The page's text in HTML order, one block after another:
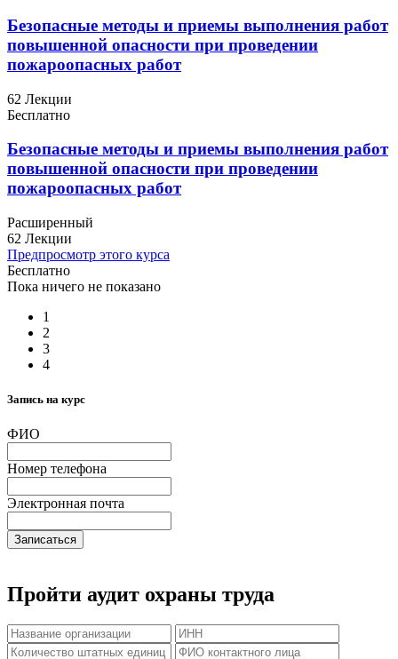
Безопасные методы и приемы выполнения работ
повышенной опасности при проведении
пожароопасных работ
62 Лекции
Бесплатно
Безопасные методы и приемы выполнения работ
повышенной опасности при проведении
пожароопасных работ
Расширенный
62 Лекции
Предпросмотр этого курса
Бесплатно
Пока ничего не показано
1
2
3
4
Запись на курс
ФИО
Номер телефона
Электронная почта
Записаться
Пройти аудит охраны труда